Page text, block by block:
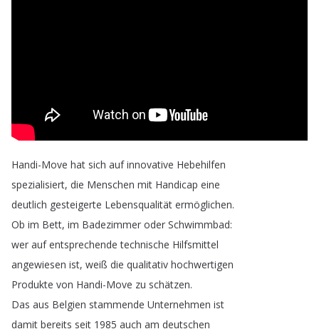
Handi-Move hat sich auf innovative Hebehilfen
spezialisiert, die Menschen mit Handicap eine
deutlich gesteigerte Lebensqualität ermöglichen.
Ob im Bett, im Badezimmer oder Schwimmbad:
wer auf entsprechende technische Hilfsmittel
angewiesen ist, weiß die qualitativ hochwertigen
Produkte von Handi-Move zu schätzen.
Das aus Belgien stammende Unternehmen ist
damit bereits seit 1985 auch am deutschen